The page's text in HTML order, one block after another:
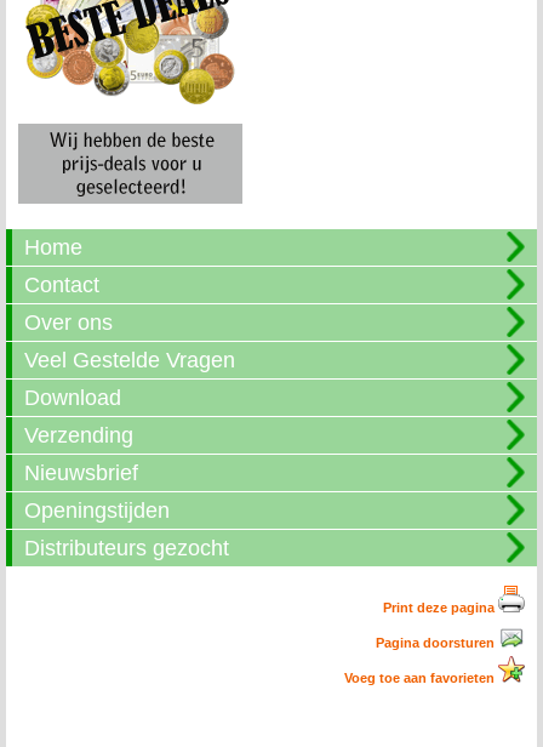
Home
Contact
Over ons
Veel Gestelde Vragen
Download
Verzending
Nieuwsbrief
Openingstijden
Distributeurs gezocht
Print deze pagina
Pagina doorsturen
Voeg toe aan favorieten